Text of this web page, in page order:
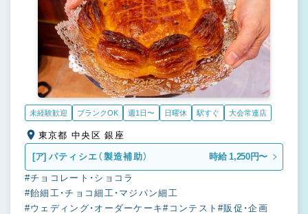
未経験歓迎 ブランクOK 週1日〜 日曜休 駅すぐ 大会常連店
東京都 中央区 銀座
[ア] パティシエ（製造補助） 時給 1,250円〜
#チョコレート・ショコラ
#飴細工・チョコ細工・マジパン細工
#ウェディング・オーダーケーキ#コンテスト#販促・企画